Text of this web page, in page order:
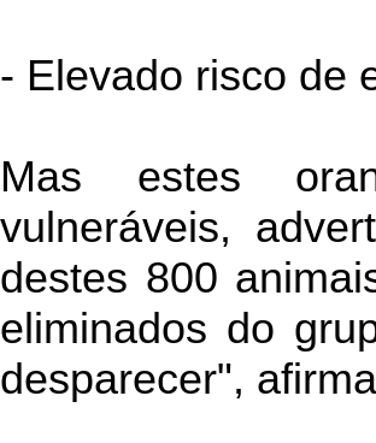
- Elevado risco de
Mas estes
vulneráveis,
destes 800
eliminados do
desparecer",